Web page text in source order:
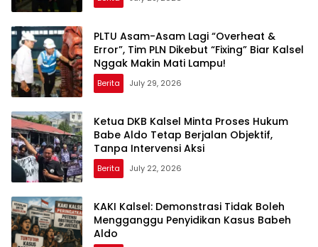
PLTU Asam-Asam Lagi “Overheat &
Error”, Tim PLN Dikebut “Fixing” Biar Kalsel
Nggak Makin Mati Lampu!
Berita July 29, 2026
Ketua DKB Kalsel Minta Proses Hukum
Babe Aldo Tetap Berjalan Objektif,
Tanpa Intervensi Aksi
Berita July 22, 2026
KAKI Kalsel: Demonstrasi Tidak Boleh
Mengganggu Penyidikan Kasus Babeh
Aldo